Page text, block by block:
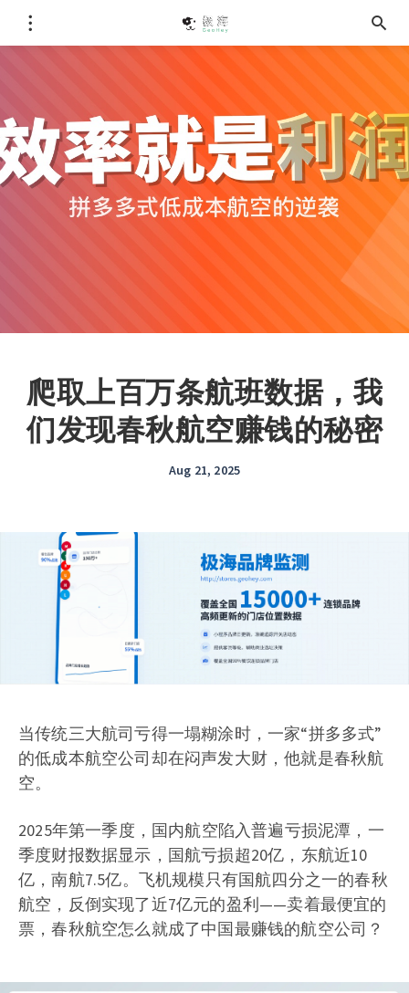
爬取上百万条航班数据，我
们发现春秋航空赚钱的秘密
Aug 21, 2025
当传统三大航司亏得一塌糊涂时，一家“拼多多式”
的低成本航空公司却在闷声发大财，他就是春秋航
空。
2025年第一季度，国内航空陷入普遍亏损泥潭，一
季度财报数据显示，国航亏损超20亿，东航近10
亿，南航7.5亿。飞机规模只有国航四分之一的春秋
航空，反倒实现了近7亿元的盈利——卖着最便宜的
票，春秋航空怎么就成了中国最赚钱的航空公司？